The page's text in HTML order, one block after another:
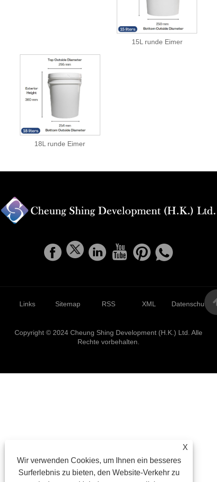
15L runde Eimer
18L runde Eimer
X
Wir verwenden Cookies, um Ihnen ein besseres
Surferlebnis zu bieten, den Website-Verkehr zu
Links Sitemap RSS XML
Copyright © 2024 Cheung Shing Development (H.K.) Ltd. Alle
Rechte vorbehalten.